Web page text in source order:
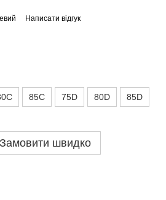
Написати відгук
85C 75D 80D 85D
Замовити швидко